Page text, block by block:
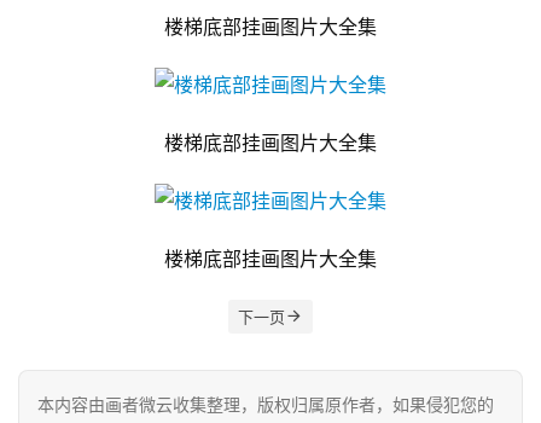
楼梯底部挂画图片大全集
楼梯底部挂画图片大全集
楼梯底部挂画图片大全集
下一页
本内容由画者微云收集整理，版权归属原作者，如果侵犯您的